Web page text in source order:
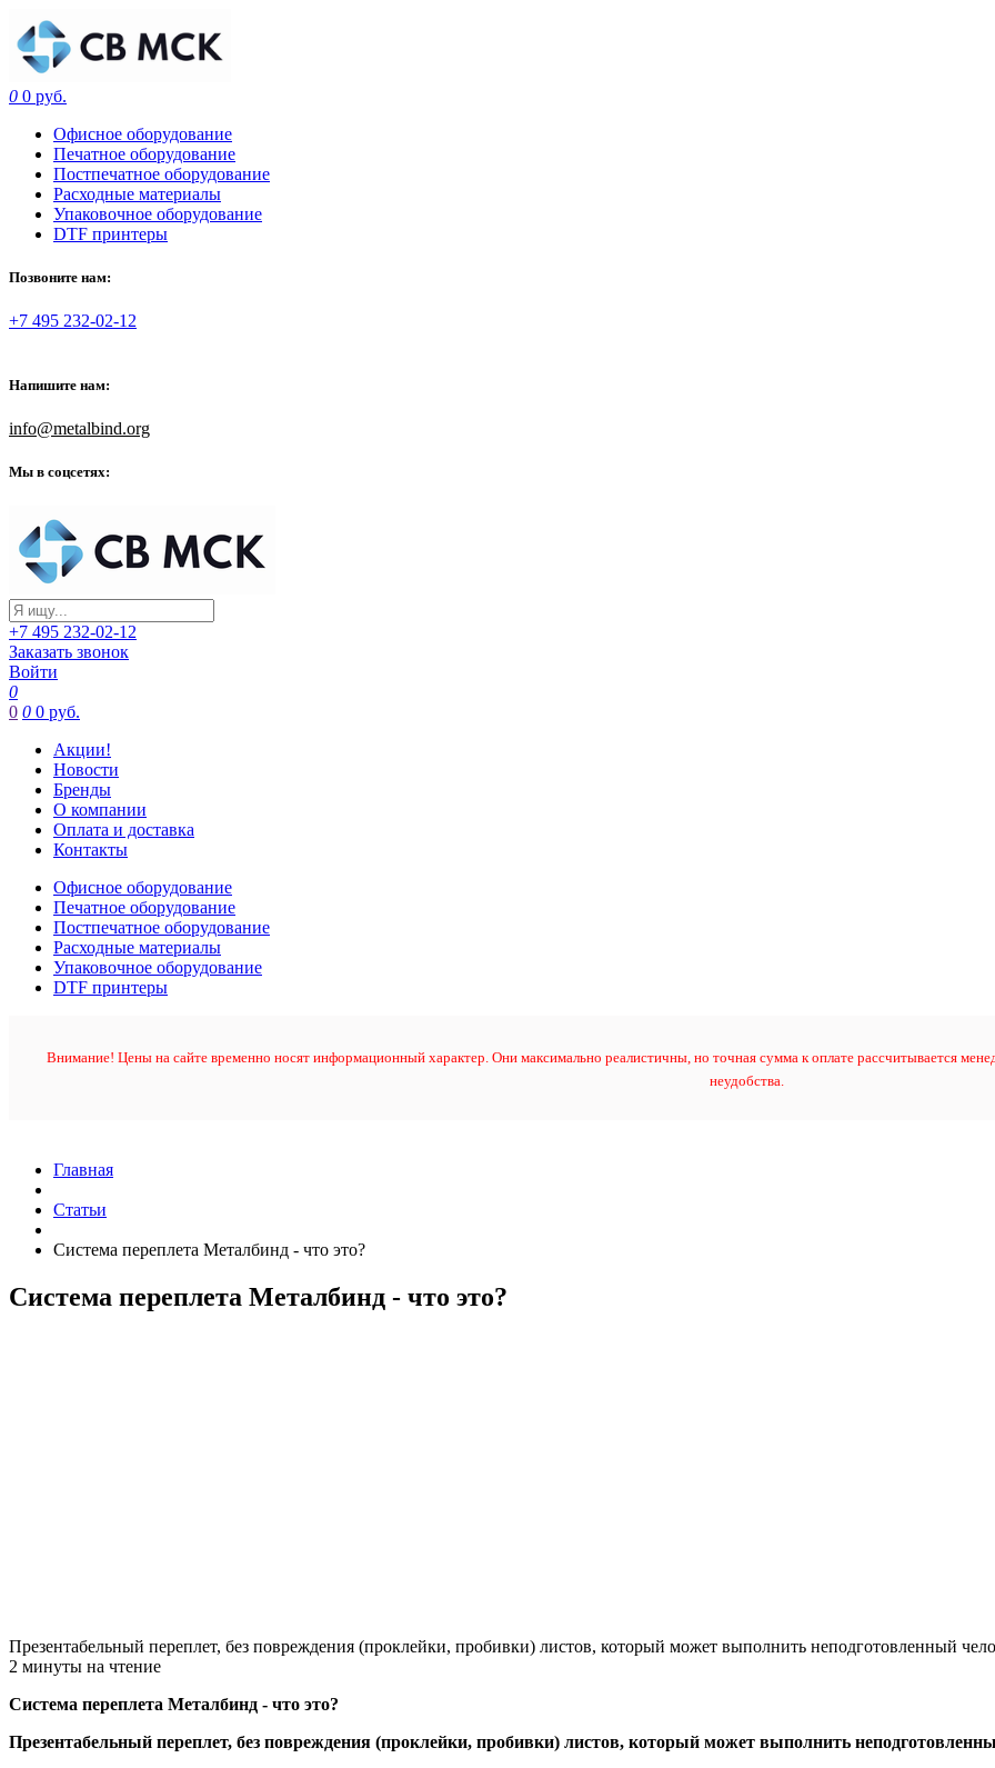
0 0 руб.
Офисное оборудование
Печатное оборудование
Постпечатное оборудование
Расходные материалы
Упаковочное оборудование
DTF принтеры
Позвоните нам:
+7 495 232-02-12
Напишите нам:
info@metalbind.org
Мы в соцсетях:
+7 495 232-02-12
Заказать звонок
Войти
0
0 0 0 руб.
Акции!
Новости
Бренды
О компании
Оплата и доставка
Контакты
Офисное оборудование
Печатное оборудование
Постпечатное оборудование
Расходные материалы
Упаковочное оборудование
DTF принтеры
Внимание! Цены на сайте временно носят информационный характер. Они максимально реалистичны, но точная сумма к оплате рассчитывается
неудобства.
Главная
Статьи
Система переплета Металбинд - что это?
Система переплета Металбинд - что это?
Презентабельный переплет, без повреждения (проклейки, пробивки) листов, который может выполнить неподготовленный
2 минуты на чтение
Система переплета Металбинд - что это?
Презентабельный переплет, без повреждения (проклейки, пробивки) листов, который может выполнить